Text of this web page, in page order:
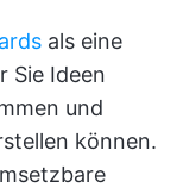
als eine
Sie Ideen
und
können.